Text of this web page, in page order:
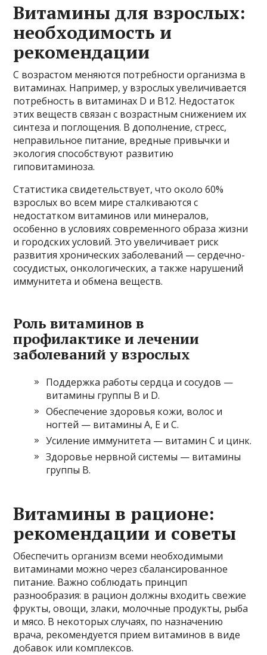
Витамины для взрослых:
необходимость и
рекомендации
С возрастом меняются потребности организма в
витаминах. Например, у взрослых увеличивается
потребность в витаминах D и B12. Недостаток
этих веществ связан с возрастным снижением их
синтеза и поглощения. В дополнение, стресс,
неправильное питание, вредные привычки и
экология способствуют развитию
гиповитаминоза.
Статистика свидетельствует, что около 60%
взрослых во всем мире сталкиваются с
недостатком витаминов или минералов,
особенно в условиях современного образа жизни
и городских условий. Это увеличивает риск
развития хронических заболеваний — сердечно-
сосудистых, онкологических, а также нарушений
иммунитета и обмена веществ.
Роль витаминов в
профилактике и лечении
заболеваний у взрослых
Поддержка работы сердца и сосудов —
витамины группы В и D.
Обеспечение здоровья кожи, волос и
ногтей — витамины А, Е и С.
Усиление иммунитета — витамин C и цинк.
Здоровье нервной системы — витамины
группы В.
Витамины в рационе:
рекомендации и советы
Обеспечить организм всеми необходимыми
витаминами можно через сбалансированное
питание. Важно соблюдать принцип
разнообразия: в рацион должны входить свежие
фрукты, овощи, злаки, молочные продукты, рыба
и мясо. В некоторых случаях, по назначению
врача, рекомендуется прием витаминов в виде
добавок или комплексов.